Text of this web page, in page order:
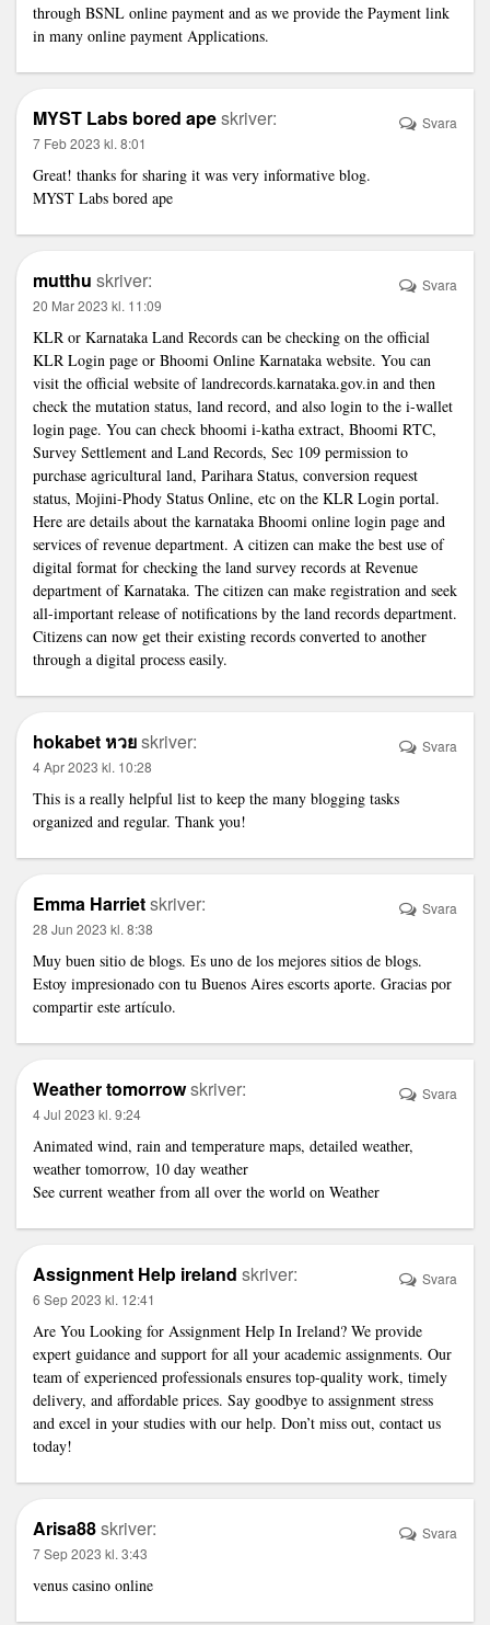
through BSNL online payment and as we provide the Payment link
in many online payment Applications.
MYST Labs bored apeskriver:
7 Feb 2023 kl. 8:01
Great! thanks for sharing it was very informative blog.
MYST Labs bored ape
Svara
mutthu skriver:
20 Mar 2023 kl. 11:09
KLR or Karnataka Land Records can be checking on the official
KLR Login page or Bhoomi Online Karnataka website. You can
visit the official website of landrecords.karnataka.gov.in and then
check the mutation status, land record, and also login to the i-wallet
login page. You can check bhoomi i-katha extract, Bhoomi RTC,
Survey Settlement and Land Records, Sec 109 permission to
purchase agricultural land, Parihara Status, conversion request
status, Mojini-Phody Status Online, etc on the KLR Login portal.
Here are details about the karnataka Bhoomi online login page and
services of revenue department. A citizen can make the best use of
digital format for checking the land survey records at Revenue
department of Karnataka. The citizen can make registration and seek
all-important release of notifications by the land records department.
Citizens can now get their existing records converted to another
through a digital process easily.
Svara
hokabet หวยskriver:
4 Apr 2023 kl. 10:28
This is a really helpful list to keep the many blogging tasks
organized and regular. Thank you!
Svara
Emma Harrietskriver:
28 Jun 2023 kl. 8:38
Muy buen sitio de blogs. Es uno de los mejores sitios de blogs.
Estoy impresionado con tu Buenos Aires escorts aporte. Gracias por
compartir este artículo.
Svara
Weather tomorrowskriver:
4 Jul 2023 kl. 9:24
Animated wind, rain and temperature maps, detailed weather,
weather tomorrow, 10 day weather
See current weather from all over the world on Weather
Svara
Assignment Help ireland skriver:
6 Sep 2023 kl. 12:41
Are You Looking for Assignment Help In Ireland? We provide
expert guidance and support for all your academic assignments. Our
team of experienced professionals ensures top-quality work, timely
delivery, and affordable prices. Say goodbye to assignment stress
and excel in your studies with our help. Don’t miss out, contact us
today!
Svara
Arisa88skriver:
7 Sep 2023 kl. 3:43
venus casino online
Svara